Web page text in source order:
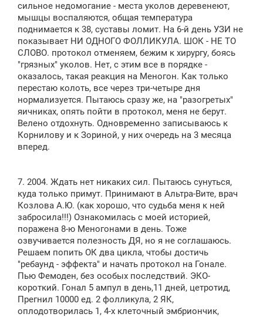
сильное недомогание - места уколов деревенеют,
мышцы воспаляются, общая температура
поднимается к 38, суставы ломит. На 6-й день УЗИ не
показывает НИ ОДНОГО ФОЛЛИКУЛА. ШОК - НЕ ТО
СЛОВО. протокол отменяем, бежим к хирургу, боясь
"грязных" уколов. Нет, с этим все в порядке -
оказалось, такая реакция на Меногон. Как только
перестаю колоть, все через три-четыре дня
нормализуется. Пытаюсь сразу же, на "разогретых"
яичниках, опять пойти в протокол, меня не берут.
Велено отдохнуть. Одновременно записываюсь к
Корнилову и к Зориной, у них очередь на 3 месяца
вперед.
7. 2004. Ждать нет никаких сил. Пытаюсь сунуться,
куда только примут. Принимают в Альтра-Вите, врач
Козлова А.Ю. (как хорошо, что судьба меня к ней
забросила!!!) Ознакомилась с моей историей,
поражена 8-ю Меногонами в день. Тоже
озвучивается полезность ДЯ, но я не соглашаюсь.
Решаем попить ОК два цикла, чтобы достичь
"ребаунд - эффекта" и начать протокол на Гонале.
Пью Фемоден, без особых последствий. ЭКО-
короткий. Гонал 5 ампул в день,11 дней, цетротид,
Прегнил 10000 ед. 2 фолликула, 2 ЯК,
оплодотворилась 1, 4-х клеточный эмбриончик,